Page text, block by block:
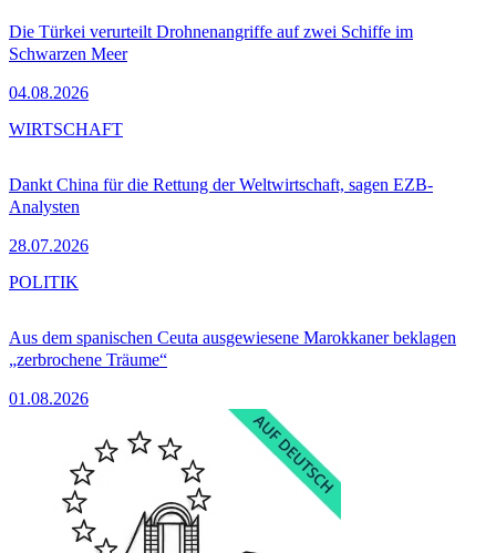
Die Türkei verurteilt Drohnenangriffe auf zwei Schiffe im
Schwarzen Meer
04.08.2026
Dankt China für die Rettung der Weltwirtschaft, sagen EZB-
Analysten
28.07.2026
WIRTSCHAFT
Aus dem spanischen Ceuta ausgewiesene Marokkaner beklagen
„zerbrochene Träume“
01.08.2026
POLITIK